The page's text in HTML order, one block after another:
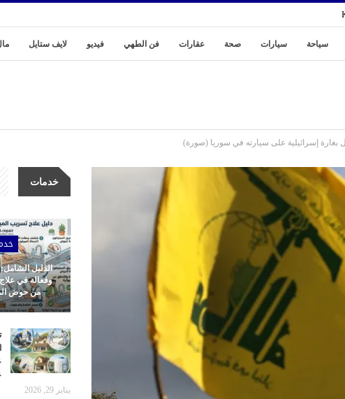
سياحة سيارات صحة عقارات فن الطهي فيديو لايف ستايل
إسرائيلية على سيارته في سوريا (صورة)
خدمات
الدليل
وفعالة في
من حوض
يناير 29, 2026